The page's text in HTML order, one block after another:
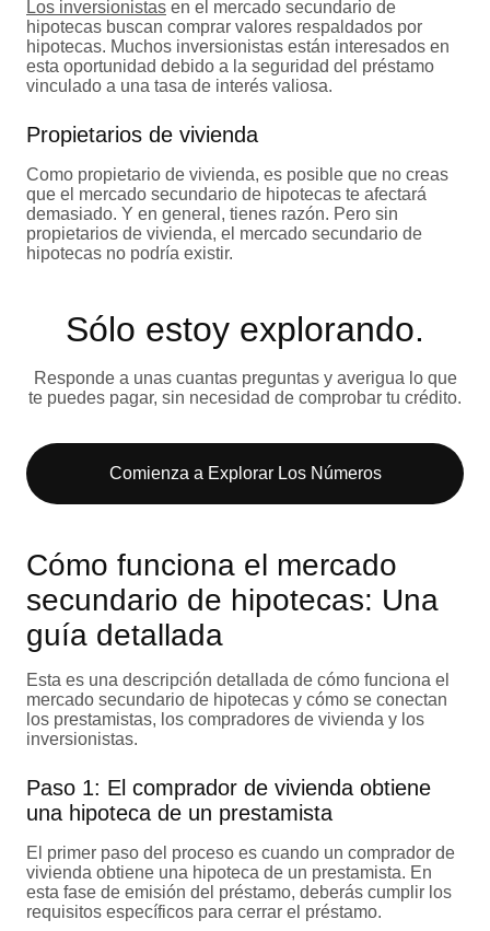
Los inversionistas en el mercado secundario de
hipotecas buscan comprar valores respaldados por
hipotecas. Muchos inversionistas están interesados en
esta oportunidad debido a la seguridad del préstamo
vinculado a una tasa de interés valiosa.
Propietarios de vivienda
Como propietario de vivienda, es posible que no creas
que el mercado secundario de hipotecas te afectará
demasiado. Y en general, tienes razón. Pero sin
propietarios de vivienda, el mercado secundario de
hipotecas no podría existir.
Sólo estoy explorando​.
Responde a unas cuantas preguntas y averigua lo que
te puedes pagar, sin necesidad de comprobar tu crédito.
Comienza a Explorar Los Números​
Cómo funciona el mercado
secundario de hipotecas: Una
guía detallada
Esta es una descripción detallada de cómo funciona el
mercado secundario de hipotecas y cómo se conectan
los prestamistas, los compradores de vivienda y los
inversionistas.
Paso 1: El comprador de vivienda obtiene
una hipoteca de un prestamista
El primer paso del proceso es cuando un comprador de
vivienda obtiene una hipoteca de un prestamista. En
esta fase de emisión del préstamo, deberás cumplir los
requisitos específicos para cerrar el préstamo.